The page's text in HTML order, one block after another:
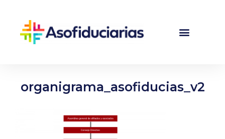
organigrama_asofiducias_v2